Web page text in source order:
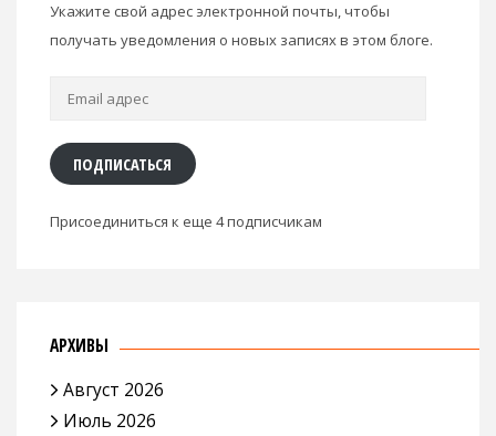
Укажите свой адрес электронной почты, чтобы
получать уведомления о новых записях в этом блоге.
Email
ПОДПИСАТЬСЯ
Присоединиться к еще 4 подписчикам
АРХИВЫ
Август 2026
Июль 2026